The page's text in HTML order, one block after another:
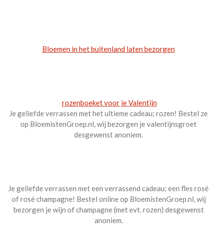
Bloemen in het buitenland laten bezorgen
rozenboeket voor je Valentijn
Je geliefde verrassen met het ultieme cadeau; rozen! Bestel ze
op BloemistenGroep.nl, wij bezorgen je valentijnsgroet
desgewenst anoniem.
Je geliefde verrassen met een verrassend cadeau; een fles rosé
of rosé champagne! Bestel online op BloemistenGroep.nl, wij
bezorgen je wijn of champagne (met evt. rozen) desgewenst
anoniem.